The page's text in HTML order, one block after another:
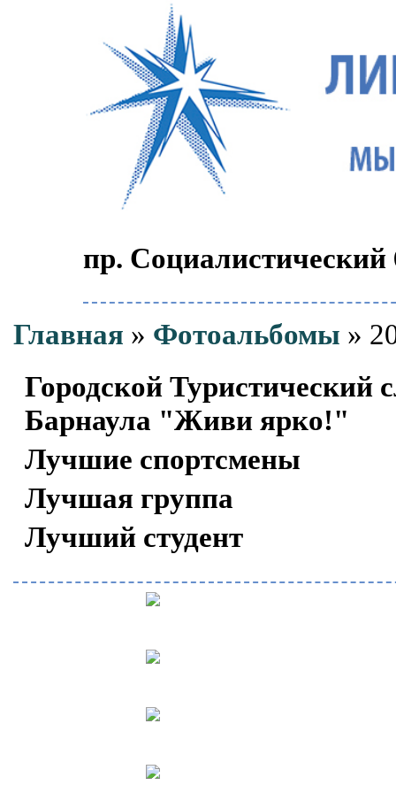
пр. Социалистический
Главная » Фотоальбомы »
Городской Туристический
Барнаула "Живи ярко!"
Лучшие спортсмены
Лучшая группа
Лучший студент